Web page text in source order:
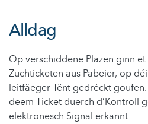
Alldag
Op verschiddene Plazen ginn
Zuchticketen aus Pabeier, op
leitfäeger Tënt gedréckt
deem Ticket duerch d’Kontroll
elektronesch Signal erkannt.